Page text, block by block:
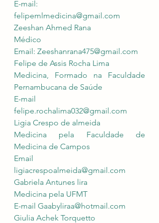
felipemlmedicina@gmail.com
Zeeshan Ahmed Rana
Médico
Email: Zeeshanrana475@gmail.com
Felipe de Assis Rocha Lima
Medicina, Formado na Faculdade
Pernambucana de Saúde
felipe.rochalima032@gmail.com
Ligia Crespo de almeida
Medicina pela Faculdade de
Medicina de Campos
ligiacrespoalmeida@gmail.com
Gabriela Antunes lira
Medicina pela UFMT
E-mail Gaabyliraa@hotmail.com
Giulia Achek Torquetto